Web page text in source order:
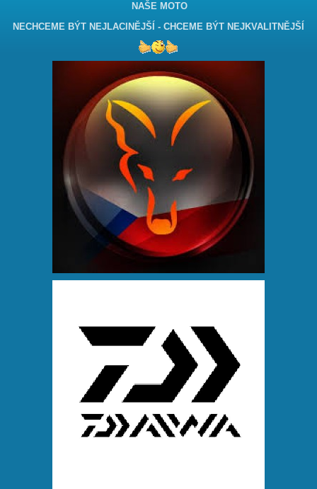
NAŠE MOTO
NECHCEME BÝT NEJLACINĚJŠÍ - CHCEME BÝT NEJKVALITNĚJŠÍ